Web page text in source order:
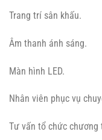
Trang trí sân khấu.
Âm thanh ánh sáng.
Màn hình LED.
Nhân viên phục vụ
Tư vấn tổ chức chương